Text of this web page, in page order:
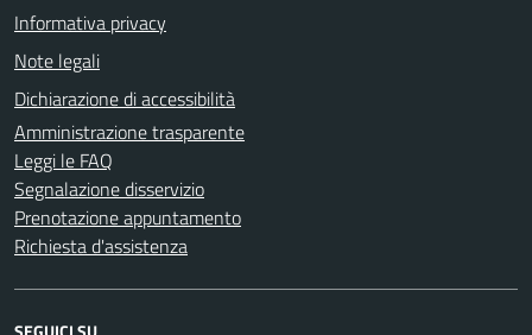
Informativa privacy
Note legali
Dichiarazione di accessibilità
Amministrazione trasparente
Leggi le FAQ
Segnalazione disservizio
Prenotazione appuntamento
Richiesta d'assistenza